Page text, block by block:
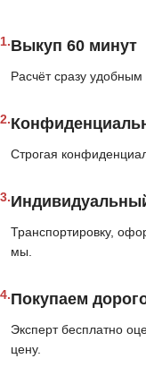
1.Выкуп 60 минут
Расчёт сразу
2.
Строгая
3.
Транспортировку,
мы.
4.Покупаем
Эксперт бесплатно
цену.